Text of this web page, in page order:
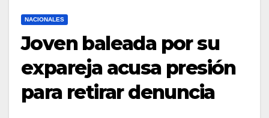
NACIONALES
Joven baleada por su
expareja acusa presión
para retirar denuncia